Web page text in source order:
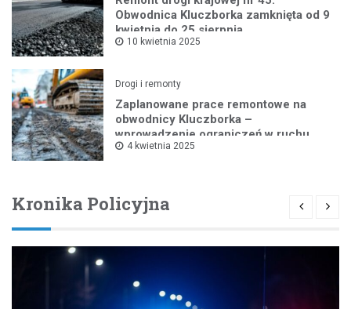
Obwodnica Kluczborka zamknięta od 9
kwietnia do 25 sierpnia
10 kwietnia 2025
Drogi i remonty
Zaplanowane prace remontowe na
obwodnicy Kluczborka –
wprowadzenie ograniczeń w ruchu
drogowym
4 kwietnia 2025
Kronika Policyjna